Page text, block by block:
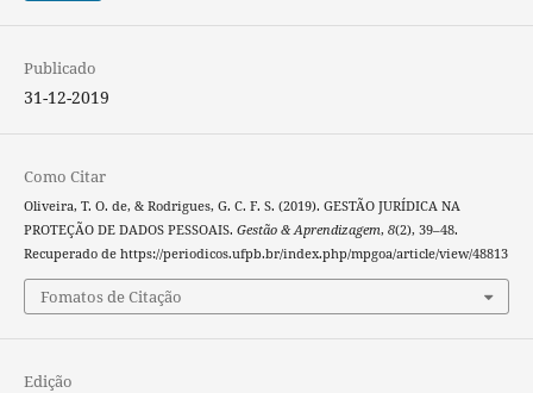
Publicado
31-12-2019
Como Citar
Oliveira, T. O. de, & Rodrigues, G. C. F. S. (2019). GESTÃO JURÍDICA NA
PROTEÇÃO DE DADOS PESSOAIS. Gestão & Aprendizagem, 8(2), 39–48.
Recuperado de https://periodicos.ufpb.br/index.php/mpgoa/article/view/48813
Fomatos de Citação
Edição